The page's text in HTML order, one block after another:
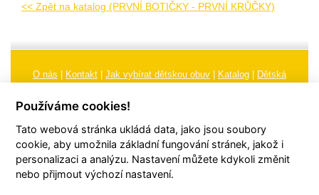
<< Zpět na katalog (PRVNÍ BOTIČKY - PRVNÍ KRŮČKY)
O nás Kontakt Jak vybírat dětskou obuv Katalog
Dětská
obuvi, pokyny a informace k reklamaci Nastavení cookies
© 2026TORI, s.r.o.| Všechna práva vyhrazena | Web vytvořil
Používáme cookies!
Tato webová stránka ukládá data, jako jsou soubory
cookie, aby umožnila základní fungování stránek, jakož i
personalizaci a analýzu. Nastavení můžete kdykoli změnit
nebo přijmout výchozí nastavení.